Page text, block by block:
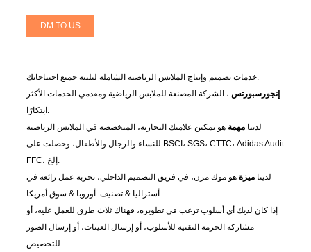
DM TO US
إنجورسبورتس ، الشركة المصنعة للملابس الرياضية ومقدمي الخدمات الأكثر
لدينا مهمة هو تمكين علامتك التجارية، المتخصصة في الملابس الرياضية
للنساء والرجال والأطفال، وحصلت على BSCI، SGS، CTTC، Adidas Audit
لدينا ميزة هو موك مرن، في فريق التصميم الداخلي، تجربة عمل رائعة في
إذا كان لديك أي أسلوب ترغب في تطويره، فهناك ثلاث طرق للعمل عليه، أو
مشاركة الحزمة التقنية للأسلوب، أو إرسال العينات، أو إرسال الصور